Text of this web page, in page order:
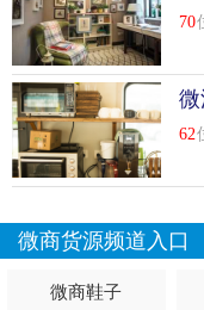
70
62
微商货源频道入口
微商鞋子